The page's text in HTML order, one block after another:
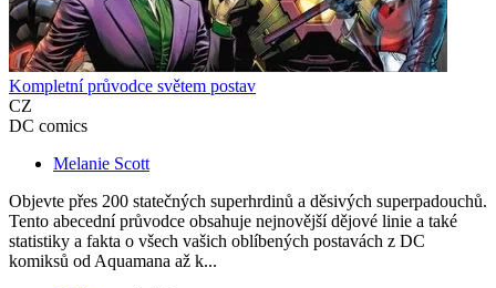
Kompletní průvodce světem postav
CZ
DC comics
Melanie Scott
Objevte přes 200 statečných superhrdinů a děsivých superpadouchů.
Tento abecední průvodce obsahuje nejnovější dějové linie a také
statistiky a fakta o všech vašich oblíbených postavách z DC
komiksů od Aquamana až k...